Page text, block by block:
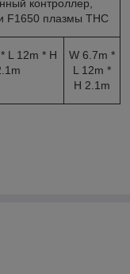
контроллер,
F1650 плазмы ТНС
L 12m * H
W 6.7m *
L 12m *
H 2.1m